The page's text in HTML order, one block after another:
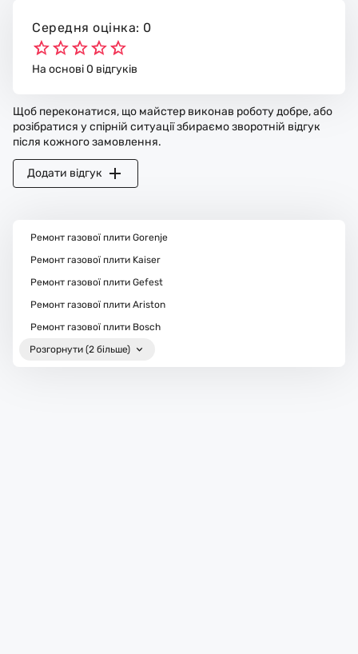
Середня оцінка: 0
На основі 0 відгуків
Щоб переконатися, що майстер виконав роботу добре, або
розібратися у спірній ситуації збираємо зворотній відгук
після кожного замовлення.
Додати відгук
Ремонт газової плити Gorenje
Ремонт газової плити Kaiser
Ремонт газової плити Gefest
Ремонт газової плити Ariston
Ремонт газової плити Bosch
Розгорнути (2 більше)